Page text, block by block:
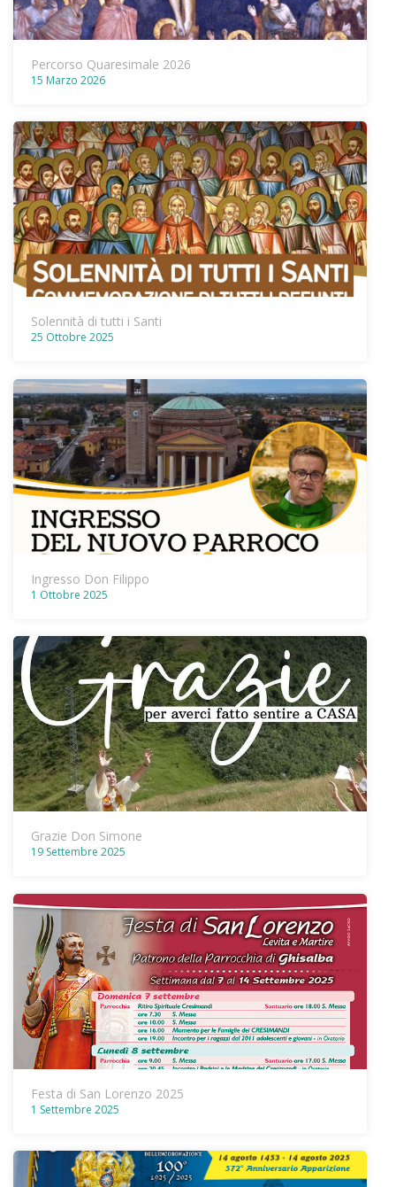
Percorso Quaresimale 2026
15 Marzo 2026
Solennità di tutti i Santi
25 Ottobre 2025
Ingresso Don Filippo
1 Ottobre 2025
Grazie Don Simone
19 Settembre 2025
Festa di San Lorenzo 2025
1 Settembre 2025